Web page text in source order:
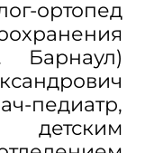
ортопед
Барнаул)